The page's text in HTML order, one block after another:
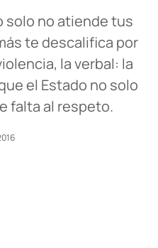
solo no atiende tus
te descalifica por
la verbal: la
el Estado no solo
falta al respeto.